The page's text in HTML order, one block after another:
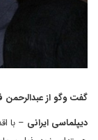
گفت وگو از عبدالرحمن
دیپلماسی ایرانی – با